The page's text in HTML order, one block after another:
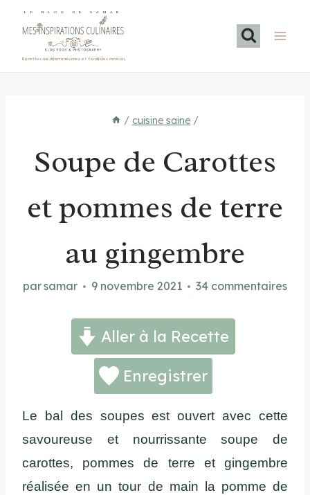
LE BLOG DE SAMAR
Recettes méditerranéennes et familiales maison
/ cuisine saine /
Soupe de Carottes
et pommes de terre
au gingembre
parsamar 9 novembre 2021 34 commentaires
Aller à la Recette
Enregistrer
Le bal des soupes est ouvert avec cette
savoureuse et nourrissante soupe de
carottes, pommes de terre et gingembre
réalisée en un tour de main la pomme de